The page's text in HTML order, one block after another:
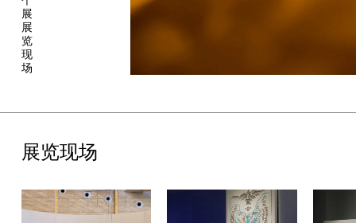
何以有限生命感知无限宇宙展开哲学追问；聂士昌的新版作品《滴
动仪》从晋城玉皇庙二十八星宿彩塑中汲取灵感，由唐铁支持制作
并采用晋城本地非物质文化遗产——铸铁工艺，以阴阳合历为内
核，借机械律动模拟星轨水波，揭示宇宙微观与宏观秩序；叶梓颐
运载微缩景观，在机械律动中隐喻生命轮回与自然节律，同时亦提
展览终章“厚土”则回归大地本源，通过“以身为度”的观测实践，到
历法、仪器直至古建智慧发展历程，展现身体、技术与环境互动如
展
展
览
现
场
展览现场